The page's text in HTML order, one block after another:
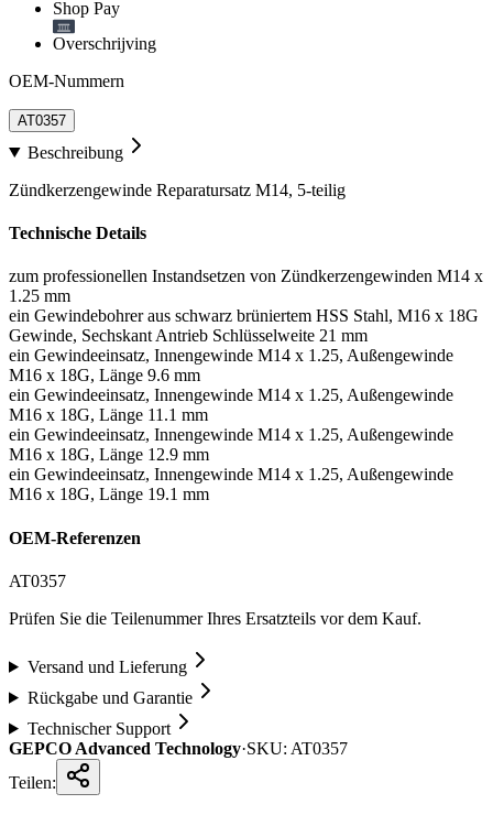
Shop Pay
Overschrijving
OEM-Nummern
AT0357
Beschreibung
Zündkerzengewinde Reparatursatz M14, 5-teilig
Technische Details
zum professionellen Instandsetzen von Zündkerzengewinden M14 x
1.25 mm
ein Gewindebohrer aus schwarz brüniertem HSS Stahl, M16 x 18G
Gewinde, Sechskant Antrieb Schlüsselweite 21 mm
ein Gewindeeinsatz, Innengewinde M14 x 1.25, Außengewinde
M16 x 18G, Länge 9.6 mm
ein Gewindeeinsatz, Innengewinde M14 x 1.25, Außengewinde
M16 x 18G, Länge 11.1 mm
ein Gewindeeinsatz, Innengewinde M14 x 1.25, Außengewinde
M16 x 18G, Länge 12.9 mm
ein Gewindeeinsatz, Innengewinde M14 x 1.25, Außengewinde
M16 x 18G, Länge 19.1 mm
OEM-Referenzen
AT0357
Prüfen Sie die Teilenummer Ihres Ersatzteils vor dem Kauf.
Versand und Lieferung
Rückgabe und Garantie
Technischer Support
GEPCO Advanced Technology·SKU: AT0357
Teilen: